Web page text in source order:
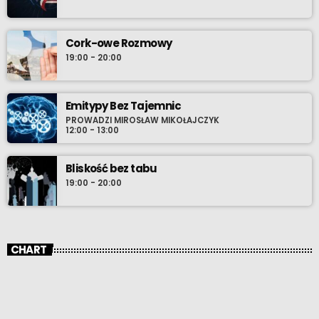
Cork-owe Rozmowy
19:00 - 20:00
Emitypy Bez Tajemnic
PROWADZI MIROSŁAW MIKOŁAJCZYK
12:00 - 13:00
Bliskość bez tabu
19:00 - 20:00
CHART